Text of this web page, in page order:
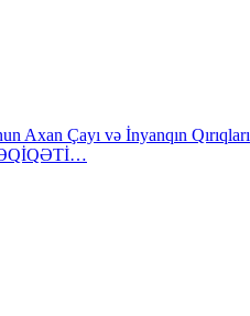
Axan Çayı və İnyanqın Qırıqları